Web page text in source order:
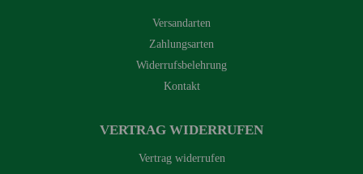
Versandarten
Zahlungsarten
Widerrufsbelehrung
Kontakt
VERTRAG WIDERRUFEN
Vertrag widerrufen